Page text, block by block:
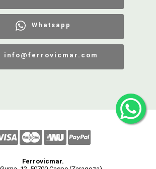
Whatsapp
info@ferrovicmar.com
Ferrovicmar.